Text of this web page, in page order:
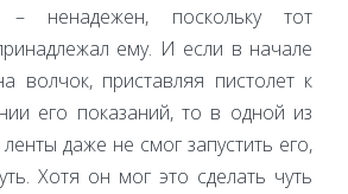
– ненадежен, поскольку тот
ему. И если в начале
волчок, приставляя пистолет к
его показаний, то в одной из
даже не смог запустить его,
Хотя он мог это сделать чуть